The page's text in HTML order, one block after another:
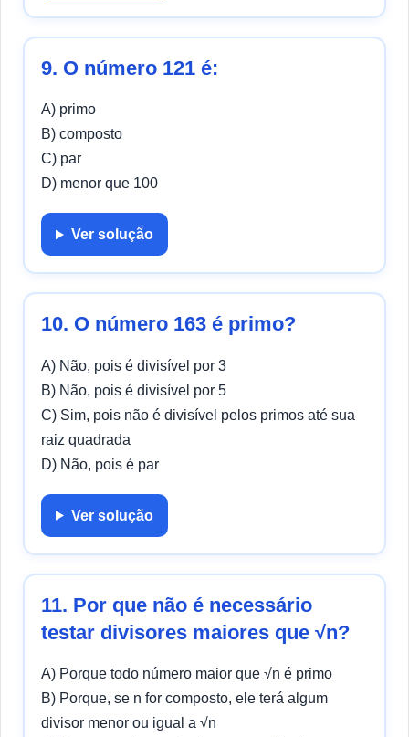
9. O número 121 é:
A) primo
B) composto
C) par
D) menor que 100
Ver solução
10. O número 163 é primo?
A) Não, pois é divisível por 3
B) Não, pois é divisível por 5
C) Sim, pois não é divisível pelos primos até sua
raiz quadrada
D) Não, pois é par
Ver solução
11. Por que não é necessário
testar divisores maiores que √n?
A) Porque todo número maior que √n é primo
B) Porque, se n for composto, ele terá algum
divisor menor ou igual a √n